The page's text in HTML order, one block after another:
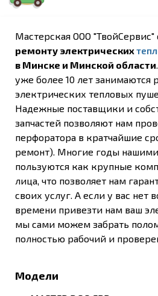
Мастерская ООО "ТвойСервис"
ремонту электрических
в Минске и Минской области
уже более 10 лет занимаются
электрических тепловых
Надежные поставщики и
запчастей позволяют нам
перфоратора в кратчайшие
ремонт). Многие годы
пользуются как крупные
лица, что позволяет нам
своих услуг. А если у вас нет
времени привезти нам ваш
мы сами можем забрать
полностью рабочий и
Модели